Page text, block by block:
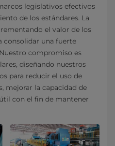
legislativos efectivos
de los estándares. La
el valor de los
consolidar una fuerte
compromiso es
diseñando nuestros
para reducir el uso de
mejorar la capacidad de
con el fin de mantener